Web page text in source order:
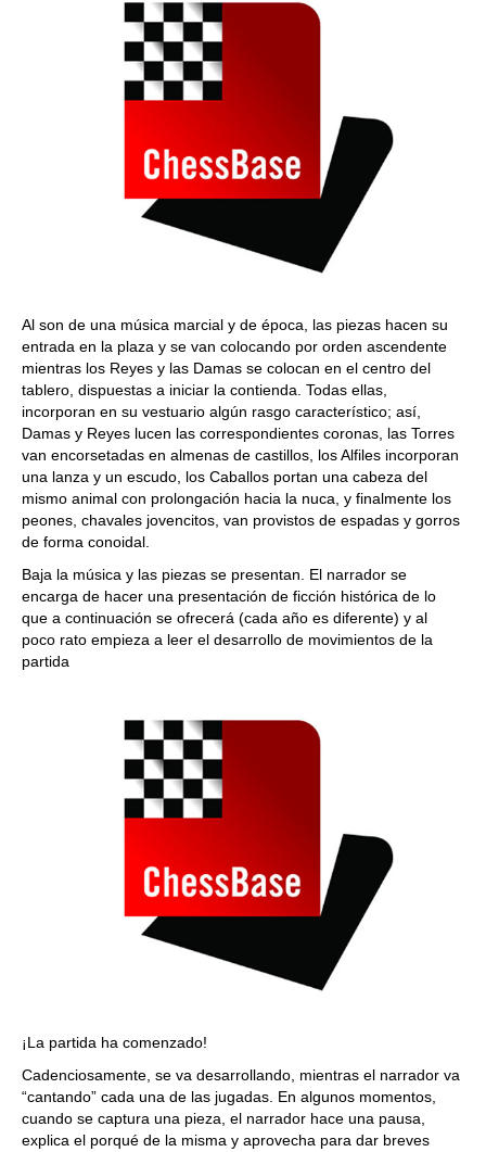
Al son de una música marcial y de época, las piezas hacen su
entrada en la plaza y se van colocando por orden ascendente
mientras los Reyes y las Damas se colocan en el centro del
tablero, dispuestas a iniciar la contienda. Todas ellas,
incorporan en su vestuario algún rasgo característico; así,
Damas y Reyes lucen las correspondientes coronas, las Torres
van encorsetadas en almenas de castillos, los Alfiles incorporan
una lanza y un escudo, los Caballos portan una cabeza del
mismo animal con prolongación hacia la nuca, y finalmente los
peones, chavales jovencitos, van provistos de espadas y gorros
de forma conoidal.
Baja la música y las piezas se presentan. El narrador se
encarga de hacer una presentación de ficción histórica de lo
que a continuación se ofrecerá (cada año es diferente) y al
poco rato empieza a leer el desarrollo de movimientos de la
partida
¡La partida ha comenzado!
Cadenciosamente, se va desarrollando, mientras el narrador va
“cantando” cada una de las jugadas. En algunos momentos,
cuando se captura una pieza, el narrador hace una pausa,
explica el porqué de la misma y aprovecha para dar breves